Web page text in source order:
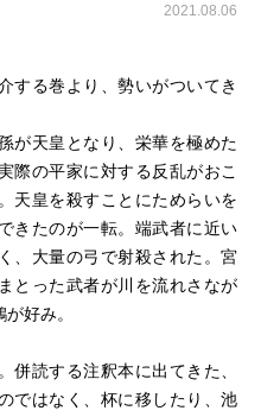
2021.08.06
する巻より、勢いがついてき
が天皇となり、栄華を極めた
際の平家に対する反乱がおこ
天皇を殺すことにためらいを
きたのが一転。端武者に近い
、大量の弓で射殺された。宮
とった武者が川を流れさなが
好み。
併読する注釈本に出てきた、
ではなく、杯に移したり、池